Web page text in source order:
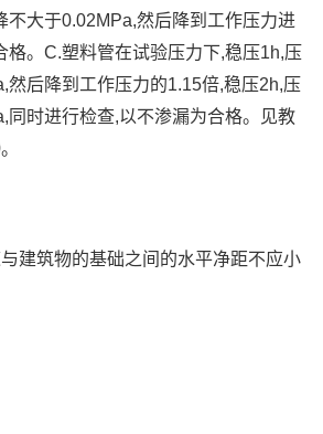
不大于0.02MPa,然后降到工作压力进
格。C.塑料管在试验压力下,稳压1h,压
然后降到工作压力的1.15倍,稳压2h,压
同时进行检查,以不渗漏为合格。见教
建筑物的基础之间的水平净距不应小